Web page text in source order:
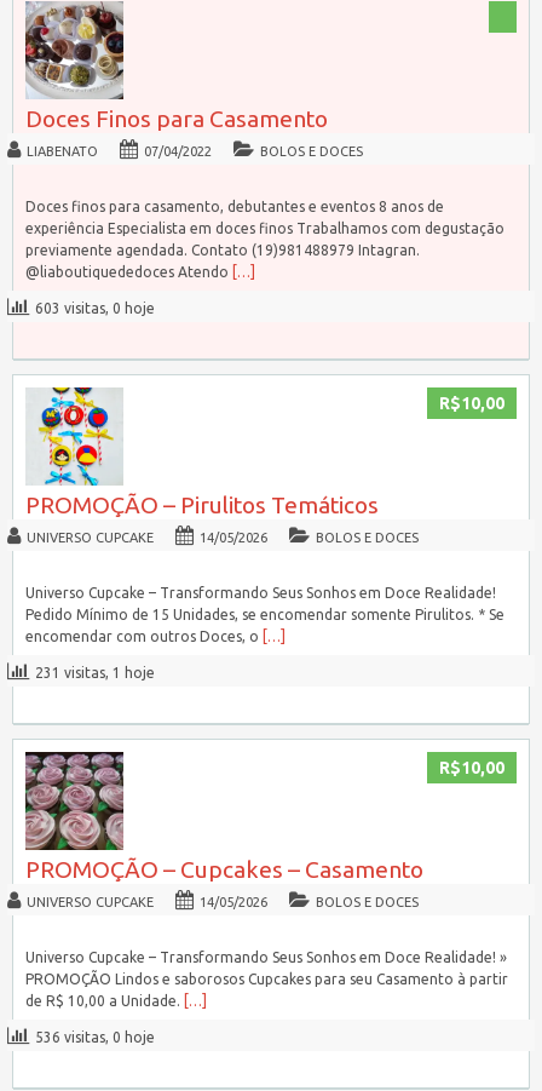
Doces Finos para Casamento
LIABENATO 07/04/2022 BOLOS E DOCES
Doces finos para casamento, debutantes e eventos 8 anos de
experiência Especialista em doces finos Trabalhamos com degustação
previamente agendada. Contato (19)981488979 Intagran.
@liaboutiquededoces Atendo
[…]
603 visitas, 0 hoje
R$10,00
PROMOÇÃO – Pirulitos Temáticos
UNIVERSO CUPCAKE 14/05/2026 BOLOS E DOCES
Universo Cupcake – Transformando Seus Sonhos em Doce Realidade!
Pedido Mínimo de 15 Unidades, se encomendar somente Pirulitos. * Se
encomendar com outros Doces, o
[…]
231 visitas, 1 hoje
R$10,00
PROMOÇÃO – Cupcakes – Casamento
UNIVERSO CUPCAKE 14/05/2026 BOLOS E DOCES
Universo Cupcake – Transformando Seus Sonhos em Doce Realidade! »
PROMOÇÃO Lindos e saborosos Cupcakes para seu Casamento à partir
de R$ 10,00 a Unidade.
[…]
536 visitas, 0 hoje